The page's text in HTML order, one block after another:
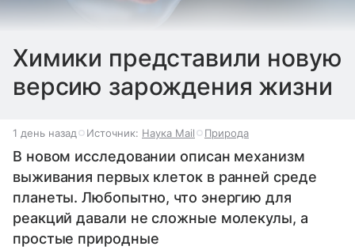
Химики представили новую
версию зарождения жизни
1 день назад Источник: Наука Mail Природа
В новом исследовании описан механизм
выживания первых клеток в ранней среде
планеты. Любопытно, что энергию для
реакций давали не сложные молекулы, а
простые природные